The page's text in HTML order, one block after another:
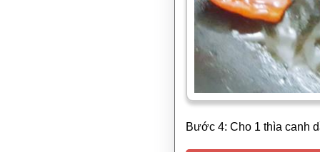
Bước 4: Cho 1 thìa canh